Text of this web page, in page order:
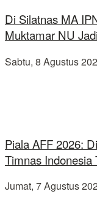
Di Silatnas MA
Muktamar NU
Sabtu, 8 Agustus
Piala AFF 2026:
Timnas Indonesia
Jumat, 7 Agustus